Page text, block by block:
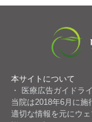
本サイトについて
医療広告ガイドラ
当院は2018年6月に
適切な情報を元にウ